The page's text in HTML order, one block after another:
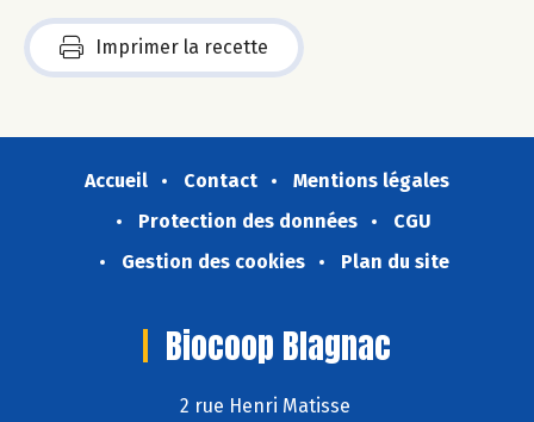
Imprimer la recette
Accueil Contact
Mentions légales
Protection des données
CGU
Gestion des cookies
Plan du site
Biocoop Blagnac
2 rue Henri Matisse